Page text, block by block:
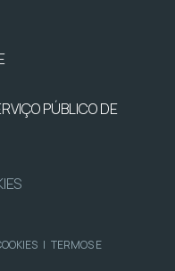
PÚBLICO DE
| TERMOS E